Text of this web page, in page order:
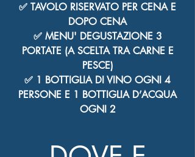
✅ TAVOLO RISERVATO PER CENA E
DOPO CENA
✅ MENU' DEGUSTAZIONE 3
PORTATE (A SCELTA TRA CARNE E
PESCE)
✅ 1 BOTTIGLIA DI VINO OGNI 4
PERSONE E 1 BOTTIGLIA D’ACQUA
OGNI 2